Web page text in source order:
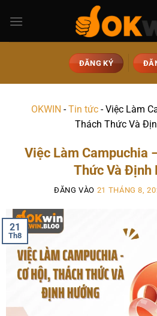
ĐĂNG KÝ
OKWIN -Tin tức -Việc Làm
Thách Thức Và
Việc Làm Campuchia
Thức Và Định
ĐĂNG VÀO 21 THÁNG 8,
21
Th8